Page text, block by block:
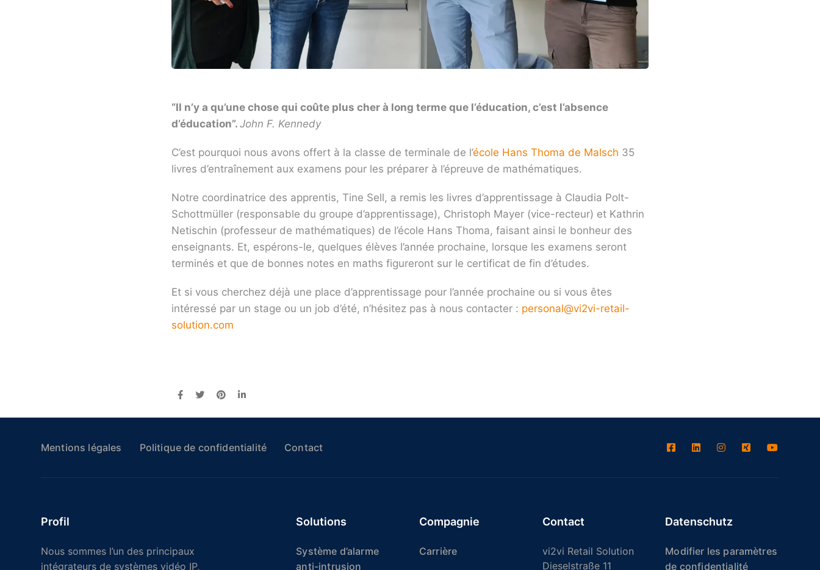
“Il n’y a qu’une chose qui coûte plus cher à long terme que l’éducation, c’est l’absence
d’éducation”.John F. Kennedy
C’est pourquoi nous avons offert à la classe de terminale de l’école Hans Thoma de Malsch 35
livres d’entraînement aux examens pour les préparer à l’épreuve de mathématiques.
Notre coordinatrice des apprentis, Tine Sell, a remis les livres d’apprentissage à Claudia Polt-
Schottmüller (responsable du groupe d’apprentissage), Christoph Mayer (vice-recteur) et Kathrin
Netischin (professeur de mathématiques) de l’école Hans Thoma, faisant ainsi le bonheur des
enseignants. Et, espérons-le, quelques élèves l’année prochaine, lorsque les examens seront
terminés et que de bonnes notes en maths figureront sur le certificat de fin d’études.
Et si vous cherchez déjà une place d’apprentissage pour l’année prochaine ou si vous êtes
intéressé par un stage ou un job d’été, n’hésitez pas à nous contacter : personal@vi2vi-retail-
solution.com
Mentions légales Politique de confidentialité Contact
Profil
Nous sommes l’un des principaux
intégrateurs de systèmes vidéo IP,
Solutions
Système d’alarme
anti-intrusion
Compagnie
Carrière
Contact
vi2vi Retail Solution
Dieselstraße 11
Datenschutz
Modifier les paramètres
de confidentialité